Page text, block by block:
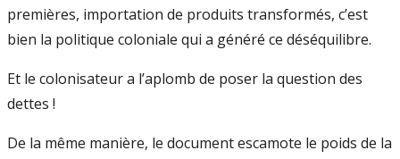
premières, importation de produits transformés, c’est
bien la politique coloniale qui a généré ce déséquilibre.
Et le colonisateur a l’aplomb de poser la question des
dettes !
De la même manière, le document escamote le poids de la